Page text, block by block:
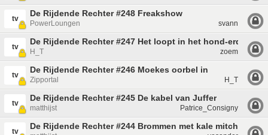
tv
De Rijdende Rechter #248 Freakshow
PowerLoungen svann
tv
De Rijdende Rechter #247 Het loopt in het hond-erd
H_T zoem
tv
De Rijdende Rechter #246 Moekes oorbel in
Zipportal H_T
tv
De Rijdende Rechter #245 De kabel van Juffer
matthijst Patrice_Consigny
tv
De Rijdende Rechter #244 Brommen met kale mitch